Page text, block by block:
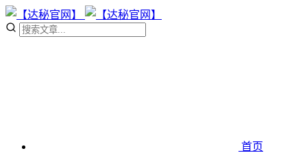
首页